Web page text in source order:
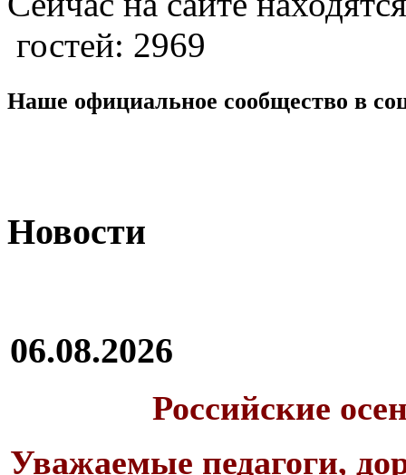
гостей: 2969
Наше официальное сообщество в
Новости
06.08.2026
Российские
Уважаемые педагоги,